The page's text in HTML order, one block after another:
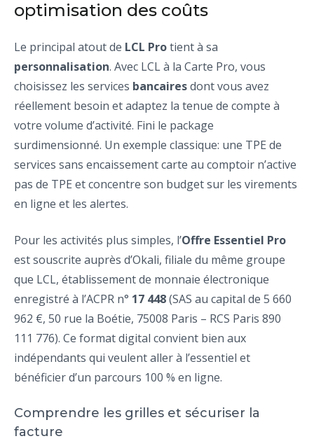
optimisation des coûts
Le principal atout de LCL Protient à sa
personnalisation. Avec LCL à la Carte Pro, vous
choisissez les services bancairesdont vous avez
réellement besoin et adaptez la tenue de compte à
votre volume d’activité. Fini le package
surdimensionné. Un exemple classique: une TPE de
services sans encaissement carte au comptoir n’active
pas de TPE et concentre son budget sur les virements
en ligne et les alertes.
Pour les activités plus simples, l’Offre Essentiel Pro
est souscrite auprès d’Okali, filiale du même groupe
que LCL, établissement de monnaie électronique
enregistré à l’ACPR n° 17 448(SAS au capital de 5 660
962 €, 50 rue la Boétie, 75008 Paris – RCS Paris 890
111 776). Ce format digital convient bien aux
indépendants qui veulent aller à l’essentiel et
bénéficier d’un parcours 100 % en ligne.
Comprendre les grilles et sécuriser la
facture